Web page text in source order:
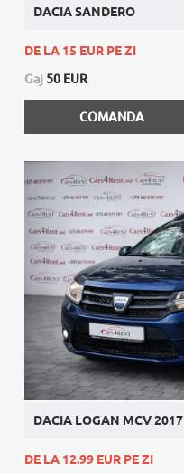
DACIA SANDERO
DE LA 15 EUR PE ZI
Gaj 50 EUR
COMANDA
DACIA LOGAN MCV 2017
DE LA 12.99 EUR PE ZI